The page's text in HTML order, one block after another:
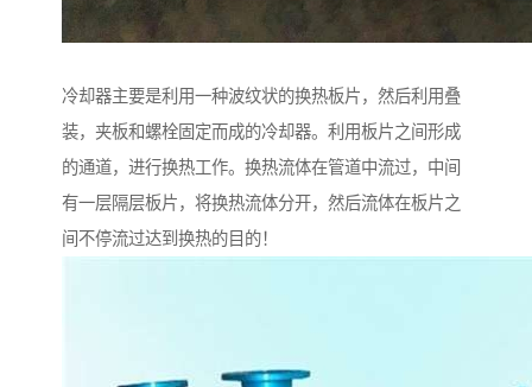
冷却器主要是利用一种波纹状的换热板片，然后利用叠
装，夹板和螺栓固定而成的冷却器。利用板片之间形成
的通道，进行换热工作。换热流体在管道中流过，中间
有一层隔层板片，将换热流体分开，然后流体在板片之
间不停流过达到换热的目的！